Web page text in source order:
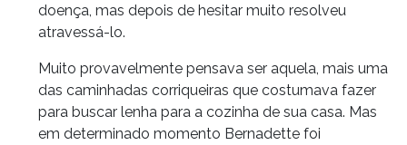
doença, mas depois de hesitar muito resolveu
atravessá-lo.
Muito provavelmente pensava ser aquela, mais uma
das caminhadas corriqueiras que costumava fazer
para buscar lenha para a cozinha de sua casa. Mas
em determinado momento Bernadette foi